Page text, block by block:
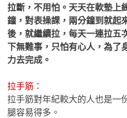
拉斷，不用怕。天天在軟墊上
鐘，對表操課，兩分鐘到就起
後，就繼續拉，每天一連拉五
下無難事，只怕有心人，為了
力去完成。
拉手筋：
拉手筋對年紀較大的人也是一
腿容易得多。